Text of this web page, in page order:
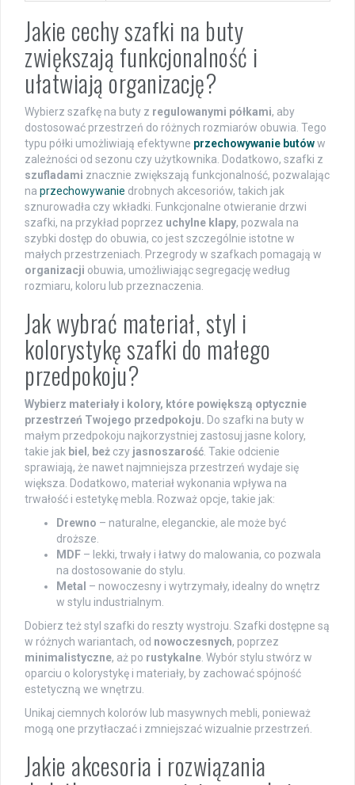
Jakie cechy szafki na buty
zwiększają funkcjonalność i
ułatwiają organizację?
Wybierz szafkę na buty z regulowanymi półkami, aby
dostosować przestrzeń do różnych rozmiarów obuwia. Tego
typu półki umożliwiają efektywne przechowywanie butóww
zależności od sezonu czy użytkownika. Dodatkowo, szafki z
szufladami znacznie zwiększają funkcjonalność, pozwalając
na przechowywanie drobnych akcesoriów, takich jak
sznurowadła czy wkładki. Funkcjonalne otwieranie drzwi
szafki, na przykład poprzez uchylne klapy, pozwala na
szybki dostęp do obuwia, co jest szczególnie istotne w
małych przestrzeniach. Przegrody w szafkach pomagają w
organizacji obuwia, umożliwiając segregację według
rozmiaru, koloru lub przeznaczenia.
Jak wybrać materiał, styl i
kolorystykę szafki do małego
przedpokoju?
Wybierz materiały i kolory, które powiększą optycznie
przestrzeń Twojego przedpokoju. Do szafki na buty w
małym przedpokoju najkorzystniej zastosuj jasne kolory,
takie jak biel , beż czy jasnoszarość . Takie odcienie
sprawiają, że nawet najmniejsza przestrzeń wydaje się
większa. Dodatkowo, materiał wykonania wpływa na
trwałość i estetykę mebla. Rozważ opcje, takie jak:
Drewno – naturalne, eleganckie, ale może być
droższe.
MDF – lekki, trwały i łatwy do malowania, co pozwala
na dostosowanie do stylu.
Metal – nowoczesny i wytrzymały, idealny do wnętrz
w stylu industrialnym.
Dobierz też styl szafki do reszty wystroju. Szafki dostępne są
w różnych wariantach, od nowoczesnych, poprzez
minimalistyczne, aż po rustykalne . Wybór stylu stwórz w
oparciu o kolorystykę i materiały, by zachować spójność
estetyczną we wnętrzu.
Unikaj ciemnych kolorów lub masywnych mebli, ponieważ
mogą one przytłaczać i zmniejszać wizualnie przestrzeń.
Jakie akcesoria i rozwiązania